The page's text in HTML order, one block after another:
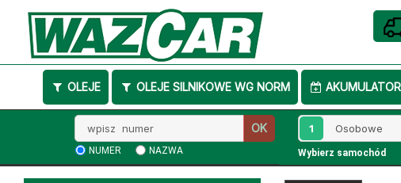
OLEJE OLEJE SILNIKOWE WG NORM
numer
OK
NUMER NAZWA
1
Wybierz samochód